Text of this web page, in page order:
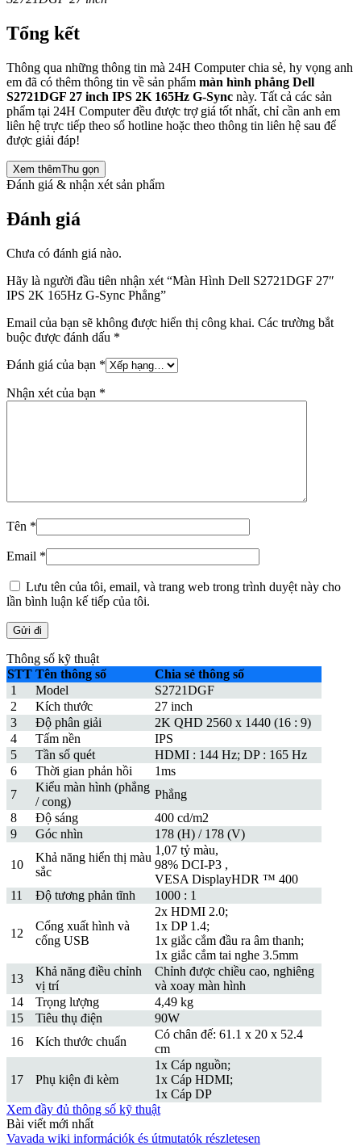
Tổng kết
Thông qua những thông tin mà 24H Computer chia sẻ, hy vọng anh
em đã có thêm thông tin về sản phẩm màn hình phẳng Dell
S2721DGF 27 inch IPS 2K 165Hz G-Sync này. Tất cả các sản
phẩm tại 24H Computer đều được trợ giá tốt nhất, chỉ cần anh em
liên hệ trực tiếp theo số hotline hoặc theo thông tin liên hệ sau để
được giải đáp!
Xem thêmThu gọn
Đánh giá & nhận xét sản phẩm
Đánh giá
Chưa có đánh giá nào.
Hãy là người đầu tiên nhận xét “Màn Hình Dell S2721DGF 27″
IPS 2K 165Hz G-Sync Phẳng”
Email của bạn sẽ không được hiển thị công khai. Các trường bắt
buộc được đánh dấu *
Đánh giá của bạn *
Nhận xét của bạn *
Tên *
Email *
Lưu tên của tôi, email, và trang web trong trình duyệt này cho
lần bình luận kế tiếp của tôi.
Thông số kỹ thuật
STT Tên thông số
Chia sẻ thông số
1
Model
S2721DGF
2
Kích thước
27 inch
3
Độ phân giải
2K QHD 2560 x 1440 (16 : 9)
4
Tấm nền
IPS
5
Tần số quét
HDMI : 144 Hz; DP : 165 Hz
6
Thời gian phản hồi
1ms
7
Kiểu màn hình (phẳng
/ cong)
Phẳng
8
Độ sáng
400 cd/m2
9
Góc nhìn 178 (H) / 178 (V)
10
Khả năng hiển thị màu
sắc
1,07 tỷ màu,
98% DCI-P3 ,
VESA DisplayHDR ™ 400
11
Độ tương phản tĩnh 1000 : 1
12
Cổng xuất hình và
cổng USB
2x HDMI 2.0;
1x DP 1.4;
1x giắc cắm đầu ra âm thanh;
1x giắc cắm tai nghe 3.5mm
13
Khả năng điều chỉnh
vị trí
Chỉnh được chiều cao, nghiêng
và xoay màn hình
14
Trọng lượng
4,49 kg
15
Tiêu thụ điện
90W
16
Kích thước chuẩn
Có chân đế: 61.1 x 20 x 52.4
cm
17 Phụ kiện đi kèm
1x Cáp nguồn;
1x Cáp HDMI;
1x Cáp DP
Xem đầy đủ thông số kỹ thuật
Bài viết mới nhất
Vavada wiki információk és útmutatók részletesen